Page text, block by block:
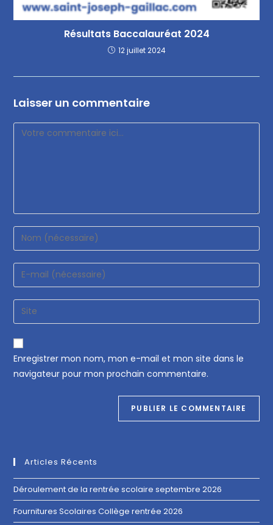
Résultats Baccalauréat 2024
12 juillet 2024
Laisser un commentaire
Enregistrer mon nom, mon e-mail et mon site dans le
navigateur pour mon prochain commentaire.
Articles Récents
Déroulement de la rentrée scolaire septembre 2026
Fournitures Scolaires Collège rentrée 2026